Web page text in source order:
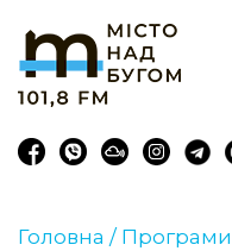
Головна /